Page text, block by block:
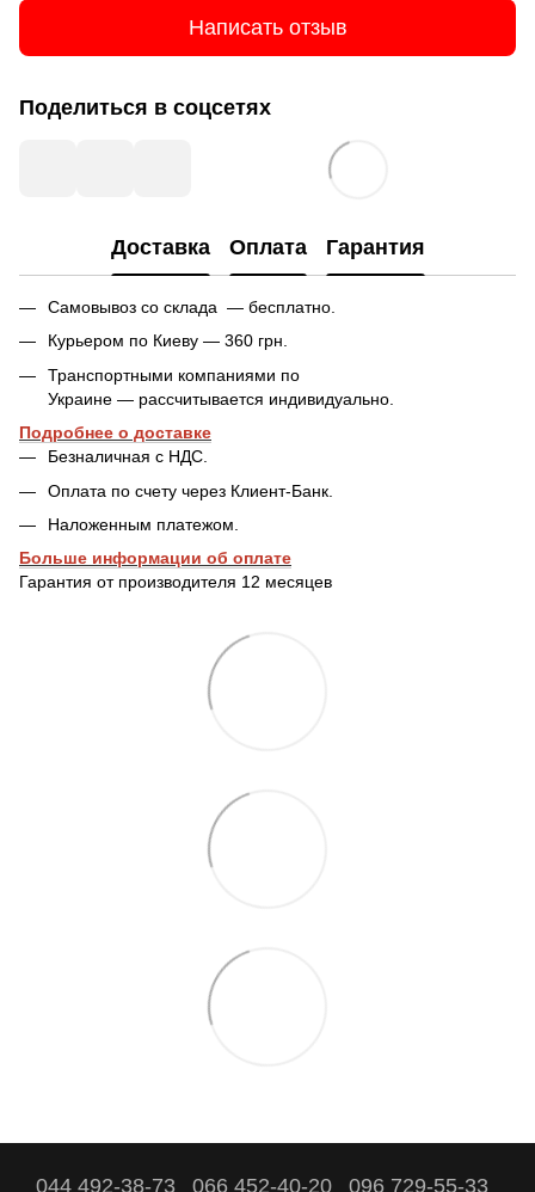
Написать отзыв
Поделиться в соцсетях
Доставка Оплата Гарантия
Самовывоз со склада — бесплатно.
Курьером по Киеву — 360 грн.
Транспортными компаниями по
Украине — рассчитывается индивидуально.
Подробнее о доставке
Безналичная с НДС.
Оплата по счету через Клиент-Банк.
Наложенным платежом.
Больше информации об оплате
Гарантия от производителя 12 месяцев
044 492-38-73 066 452-40-20 096 729-55-33